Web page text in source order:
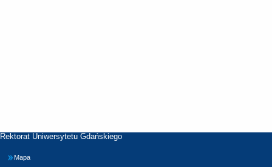
Rektorat Uniwersytetu Gdańskiego
Mapa